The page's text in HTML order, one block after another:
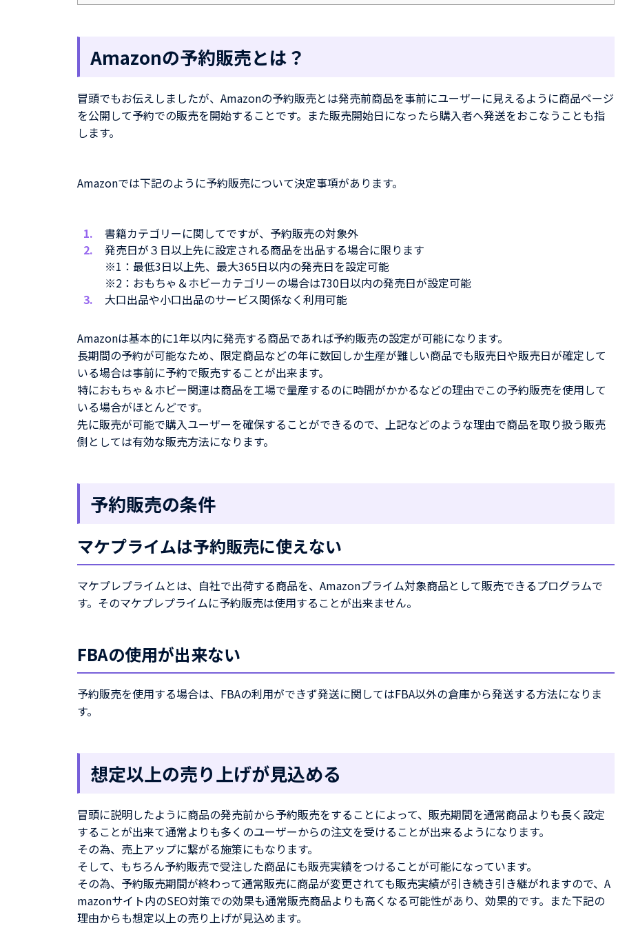
Amazonの予約販売とは？
冒頭でもお伝えしましたが、Amazonの予約販売とは発売前商品を事前にユーザーに見えるように商品ページ
を公開して予約での販売を開始することです。また販売開始日になったら購入者へ発送をおこなうことも指
します。
Amazonでは下記のように予約販売について決定事項があります。
書籍カテゴリーに関してですが、予約販売の対象外
発売日が３日以上先に設定される商品を出品する場合に限ります
※1：最低3日以上先、最大365日以内の発売日を設定可能
※2：おもちゃ＆ホビーカテゴリーの場合は730日以内の発売日が設定可能
大口出品や小口出品のサービス関係なく利用可能
Amazonは基本的に1年以内に発売する商品であれば予約販売の設定が可能になります。
長期間の予約が可能なため、限定商品などの年に数回しか生産が難しい商品でも販売日や販売日が確定して
いる場合は事前に予約で販売することが出来ます。
特におもちゃ＆ホビー関連は商品を工場で量産するのに時間がかかるなどの理由でこの予約販売を使用して
いる場合がほとんどです。
先に販売が可能で購入ユーザーを確保することができるので、上記などのような理由で商品を取り扱う販売
側としては有効な販売方法になります。
予約販売の条件
マケプライムは予約販売に使えない
マケプレプライムとは、自社で出荷する商品を、Amazonプライム対象商品として販売できるプログラムで
す。そのマケプレプライムに予約販売は使用することが出来ません。
FBAの使用が出来ない
予約販売を使用する場合は、FBAの利用ができず発送に関してはFBA以外の倉庫から発送する方法になりま
す。
想定以上の売り上げが見込める
冒頭に説明したように商品の発売前から予約販売をすることによって、販売期間を通常商品よりも長く設定
することが出来て通常よりも多くのユーザーからの注文を受けることが出来るようになります。
その為、売上アップに繋がる施策にもなります。
そして、もちろん予約販売で受注した商品にも販売実績をつけることが可能になっています。
その為、予約販売期間が終わって通常販売に商品が変更されても販売実績が引き続き引き継がれますので、A
mazonサイト内のSEO対策での効果も通常販売商品よりも高くなる可能性があり、効果的です。また下記の
理由からも想定以上の売り上げが見込めます。